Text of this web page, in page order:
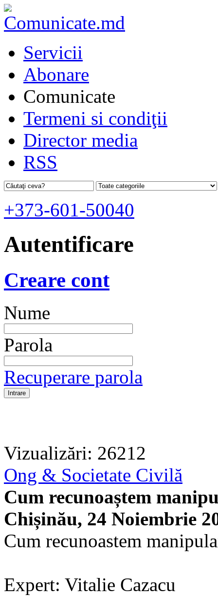
Servicii
Abonare
Comunicate
Termeni si condiţii
Director media
RSS
+373-601-50040
Autentificare
Creare cont
Nume
Parola
Recuperare parola
Vizualizări: 26212
Ong & Societate Civilă
Cum recunoaștem
Chișinău, 24 Noiembrie
Cum recunoastem
Expert: Vitalie Cazacu